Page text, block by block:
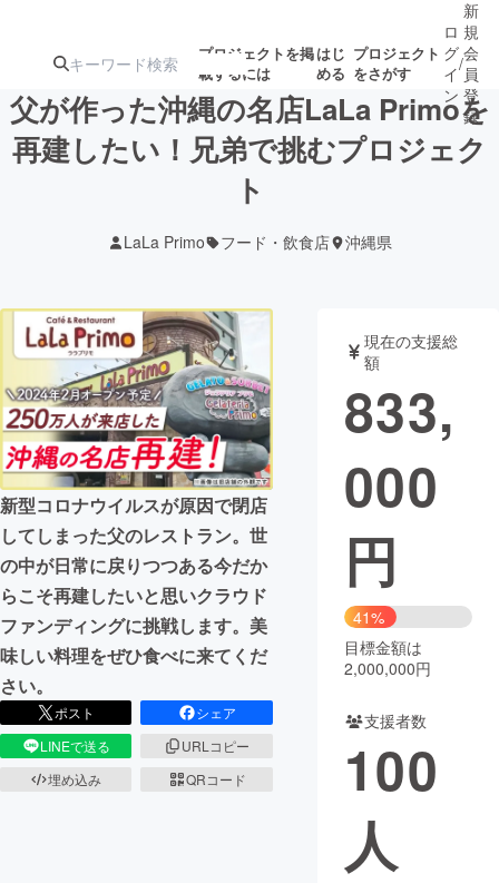
プロジェクトを掲
載するには
はじ
める
プロジェクト
をさがす
注目の新着プロ
テクノロジー・ガジェット
映像・映画 書籍・雑誌
ビジネス・起業 チャレンジ
まちづくり・地域活性化
CAMPFIRE for Social Good
CAMPFIRE Creation
CAMPFIREふるさと納税
コミュニティ
ロ
グ
イ
ン
/
新
規
会
員
登
録
父が作った沖縄の名店LaLa Primoを
再建したい！兄弟で挑むプロジェク
ト
LaLa Primo フード・飲食店 沖縄県
新型コロナウイルスが原因で閉店
してしまった父のレストラン。世
の中が日常に戻りつつある今だか
らこそ再建したいと思いクラウド
ファンディングに挑戦します。美
味しい料理をぜひ食べに来てくだ
さい。
ポスト
シェア
LINEで送る
URLコピー
埋め込み
QRコード
現在の支援総
額
833,
000
円
41%
目標金額は
2,000,000円
支援者数
100
人